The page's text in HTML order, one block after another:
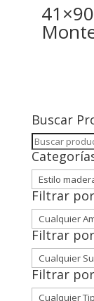
Buscar
Buscar
por:
Filtrar
Filtrar
Filtrar